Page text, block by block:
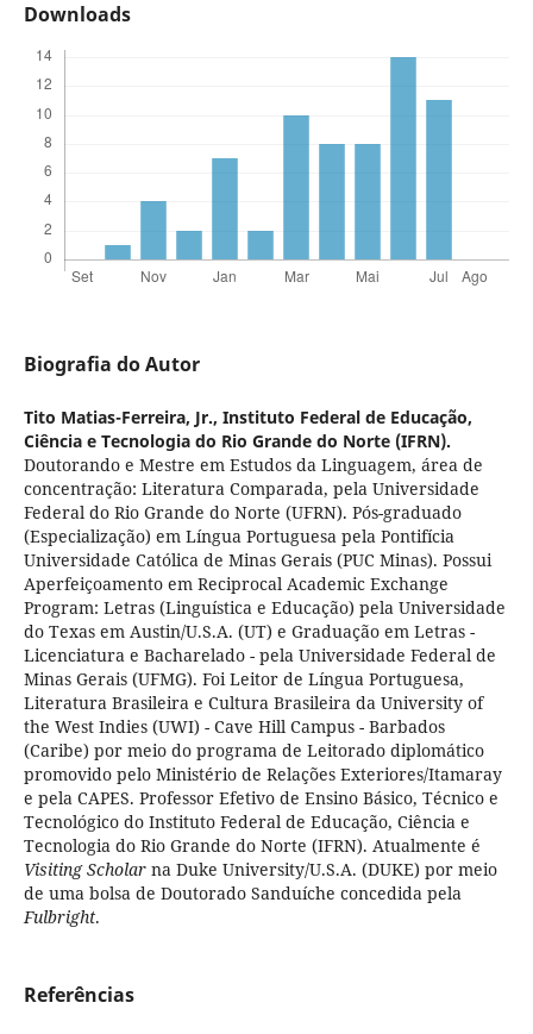
Downloads
Biografia do Autor
Tito Matias-Ferreira, Jr., Instituto Federal de Educação,
Ciência e Tecnologia do Rio Grande do Norte (IFRN).
Doutorando e Mestre em Estudos da Linguagem, área de
concentração: Literatura Comparada, pela Universidade
Federal do Rio Grande do Norte (UFRN). Pós-graduado
(Especialização) em Língua Portuguesa pela Pontifícia
Universidade Católica de Minas Gerais (PUC Minas). Possui
Aperfeiçoamento em Reciprocal Academic Exchange
Program: Letras (Linguística e Educação) pela Universidade
do Texas em Austin/U.S.A. (UT) e Graduação em Letras -
Licenciatura e Bacharelado - pela Universidade Federal de
Minas Gerais (UFMG). Foi Leitor de Língua Portuguesa,
Literatura Brasileira e Cultura Brasileira da University of
the West Indies (UWI) - Cave Hill Campus - Barbados
(Caribe) por meio do programa de Leitorado diplomático
promovido pelo Ministério de Relações Exteriores/Itamaray
e pela CAPES. Professor Efetivo de Ensino Básico, Técnico e
Tecnológico do Instituto Federal de Educação, Ciência e
Tecnologia do Rio Grande do Norte (IFRN). Atualmente é
Visiting Scholarna Duke University/U.S.A. (DUKE) por meio
de uma bolsa de Doutorado Sanduíche concedida pela
Fulbright.
Referências